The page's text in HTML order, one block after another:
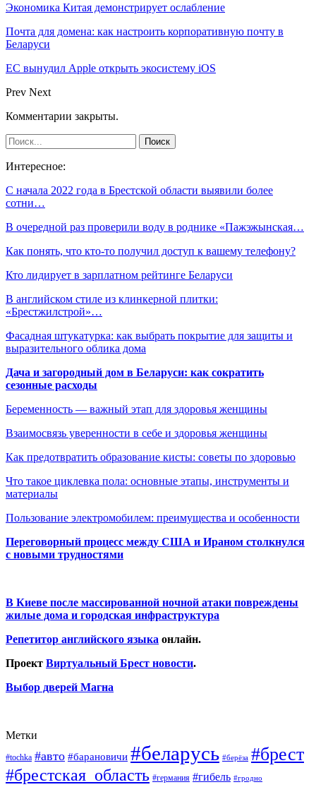
Экономика Китая демонстрирует ослабление
Почта для домена: как настроить корпоративную почту в
Беларуси
ЕС вынудил Apple открыть экосистему iOS
Prev Next
Комментарии закрыты.
Интересное:
С начала 2022 года в Брестской области выявили более
сотни…
В очередной раз проверили воду в роднике «Пажэжынская…
Как понять, что кто-то получил доступ к вашему телефону?
Кто лидирует в зарплатном рейтинге Беларуси
В английском стиле из клинкерной плитки:
«Брестжилстрой»…
Фасадная штукатурка: как выбрать покрытие для защиты и
выразительного облика дома
Дача и загородный дом в Беларуси: как сократить
сезонные расходы
Беременность — важный этап для здоровья женщины
Взаимосвязь уверенности в себе и здоровья женщины
Как предотвратить образование кисты: советы по здоровью
Что такое циклевка пола: основные этапы, инструменты и
материалы
Пользование электромобилем: преимущества и особенности
Переговорный процесс между США и Ираном столкнулся
с новыми трудностями
В Киеве после массированной ночной атаки повреждены
жилые дома и городская инфраструктура
Репетитор английского языка онлайн.
Проект Виртуальный Брест новости.
Выбор дверей Магна
Метки
#tochka #авто #барановичи #беларусь #берёза #брест
#брестская_область #германия #гибель #гродно